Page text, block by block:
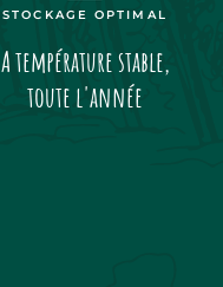
STOCKAGE OPTIMAL
A température stable,
toute l'année